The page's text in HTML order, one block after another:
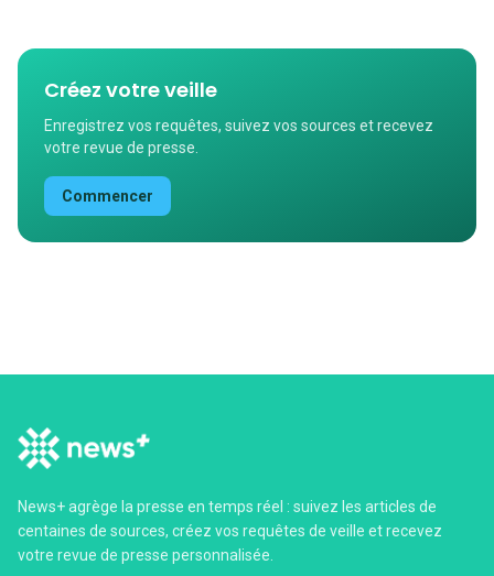
Créez votre veille
Enregistrez vos requêtes, suivez vos sources et recevez
votre revue de presse.
Commencer
News+ agrège la presse en temps réel : suivez les articles de
centaines de sources, créez vos requêtes de veille et recevez
votre revue de presse personnalisée.